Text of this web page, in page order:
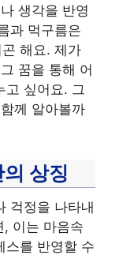
생각을 반영
과 먹구름은
해요. 제가
꿈을 통해 어
고 싶어요. 그
께 알아볼까
상징
걱정을 나타내
, 이는 마음속
스를 반영할 수